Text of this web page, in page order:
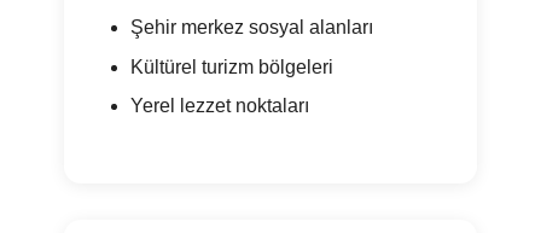
Şehir merkez sosyal alanları
Kültürel turizm bölgeleri
Yerel lezzet noktaları